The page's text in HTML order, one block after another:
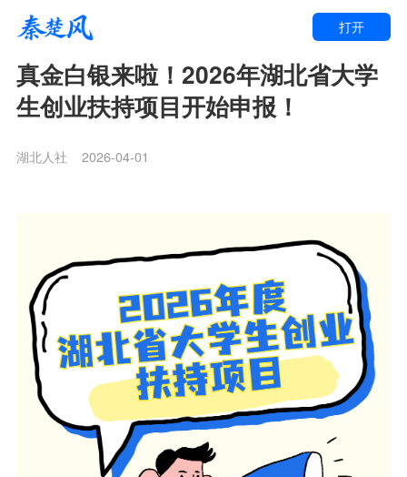
打开
真金白银来啦！2026年湖北省大学
生创业扶持项目开始申报！
湖北人社 2026-04-01